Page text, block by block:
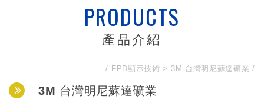
PRODUCTS
產品介紹
FPD顯示技術 3M 台灣明尼蘇達礦業
3M 台灣明尼蘇達礦業